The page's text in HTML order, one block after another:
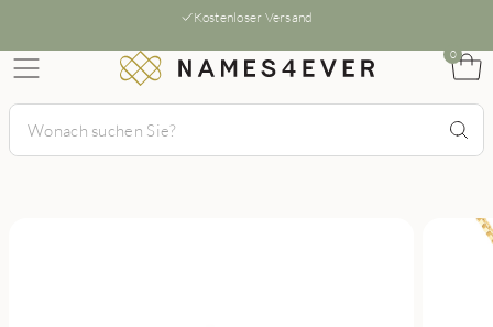
Kostenloser Versand
0